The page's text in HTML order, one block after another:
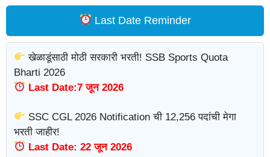
Last Date Reminder
खेळाडूंसाठी मोठी सरकारी भरती! SSB Sports Quota
Bharti 2026
Last Date:7 जून 2026
SSC CGL 2026 Notification ची 12,256 पदांची मेगा
भरती जाहीर!
Last Date: 22 जून 2026